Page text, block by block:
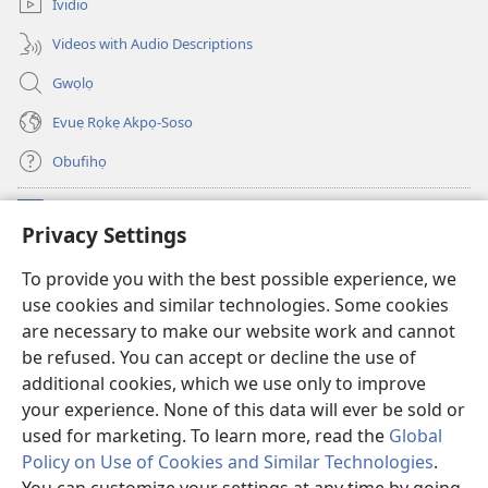
Privacy Settings
To provide you with the best possible experience, we
use cookies and similar technologies. Some cookies
are necessary to make our website work and cannot
be refused. You can accept or decline the use of
additional cookies, which we use only to improve
your experience. None of this data will ever be sold or
used for marketing. To learn more, read the Global
Policy on Use of Cookies and Similar Technologies.
Videos with Audio Descriptions
Gwọlọ
Evuẹ Rọkẹ Akpọ-Soso
Obufihọ
(opens
new
UWOU-EBE ITANẸTE orọ Watchtower
(opens
new
window)JW Hub
(opens
new
window)JW Library